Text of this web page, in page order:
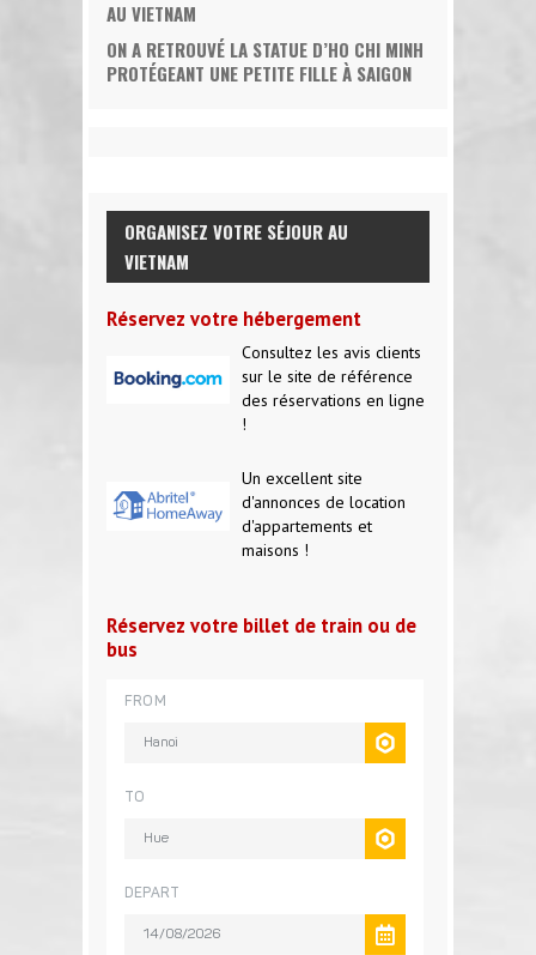
AU VIETNAM
ON A RETROUVÉ LA STATUE D’HO CHI MINH
PROTÉGEANT UNE PETITE FILLE À SAIGON
ORGANISEZ VOTRE SÉJOUR AU
VIETNAM
Réservez votre hébergement
Consultez les avis clients
sur le site de référence
des réservations en ligne
!
Un excellent site
d'annonces de location
d'appartements et
maisons !
Réservez votre billet de train ou de
bus